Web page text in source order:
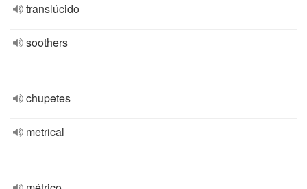
translúcido
soothers
chupetes
metrical